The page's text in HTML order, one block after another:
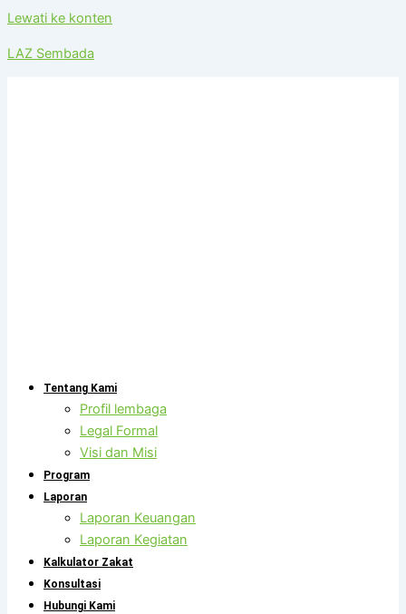
Lewati ke konten
LAZ Sembada
Tentang Kami
Profil lembaga
Legal Formal
Visi dan Misi
Program
Laporan
Laporan Keuangan
Laporan Kegiatan
Kalkulator Zakat
Konsultasi
Hubungi Kami